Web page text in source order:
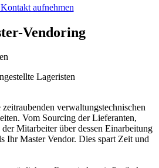
aufnehmen
Vendoring
verwaltungstechnischen
Vom Sourcing der Lieferanten,
Mitarbeiter über dessen Einarbeitung
Ihr Master Vendor. Dies spart Zeit und